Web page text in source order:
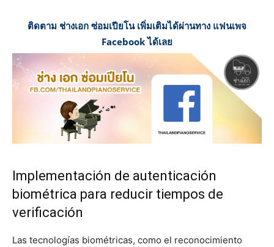
ติดตาม ช่างเอก ซ่อมเปียโน เพิ่มเติมได้ผ่านทาง แฟนเพจ
Facebook ได้เลย
Implementación de autenticación
biométrica para reducir tiempos de
verificación
Las tecnologías biométricas, como el reconocimiento